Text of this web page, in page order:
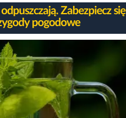
Zabezpiecz się
pogodowe